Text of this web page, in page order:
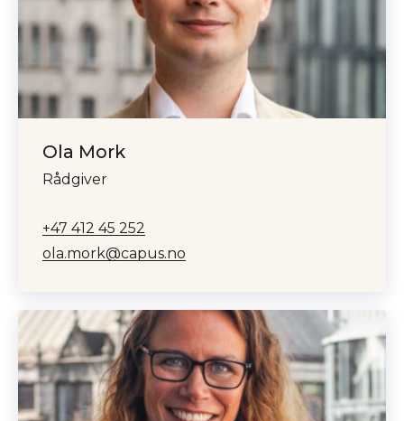
Ola Mork
Rådgiver
+47 412 45 252
ola.mork@capus.no